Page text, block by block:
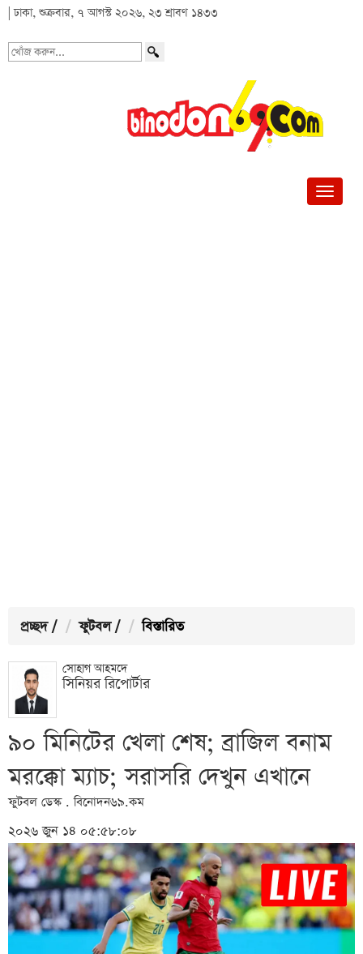
| ঢাকা, শুক্রবার, ৭ আগস্ট ২০২৬, ২৩ শ্রাবণ ১৪৩৩
খোঁজ
প্রচ্ছদ / ফুটবল / বিস্তারিত
সোহাগ আহমদে
সিনিয়র রিপোর্টার
৯০ মিনিটের খেলা শেষ; ব্রাজিল বনাম
মরক্কো ম্যাচ; সরাসরি দেখুন এখানে
ফুটবল ডেস্ক . বিনোদন৬৯.কম
২০২৬ জুন ১৪ ০৫:৫৮:০৮